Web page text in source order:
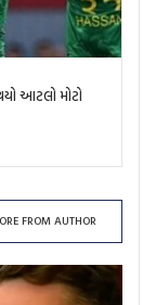
આટલો મોટો
FROM AUTHOR